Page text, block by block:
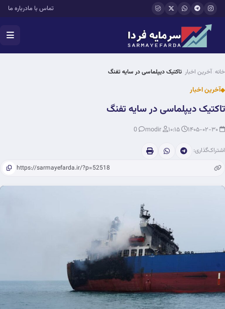
رفتن به محتوای اصلی تماس با مادرباره ما
خانه آخرین اخبار تاکتیک دیپلماسی در سایه تفنگ
آخرین اخبار
تاکتیک دیپلماسی در سایه تفنگ
اشتراک‌گذاری: